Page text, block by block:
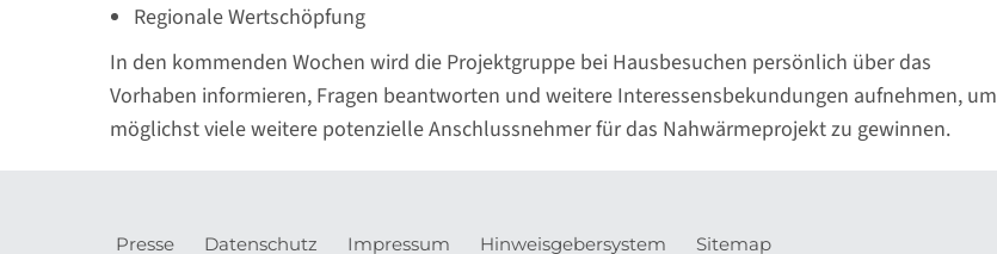
Regionale Wertschöpfung
In den kommenden Wochen wird die Projektgruppe bei Hausbesuchen persönlich über das
Vorhaben informieren, Fragen beantworten und weitere Interessensbekundungen aufnehmen, um
möglichst viele weitere potenzielle Anschlussnehmer für das Nahwärmeprojekt zu gewinnen.
Presse Datenschutz Impressum Hinweisgebersystem Sitemap